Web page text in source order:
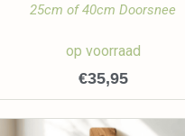
25cm of 40cm Doorsnee
op voorraad
€35,95